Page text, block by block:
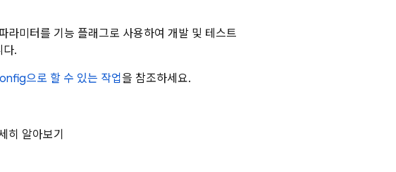
라미터를 기능 플래그로 사용하여 개발 및 테스트
다.
으로 할 수 있는 작업을 참조하세요.
히 알아보기